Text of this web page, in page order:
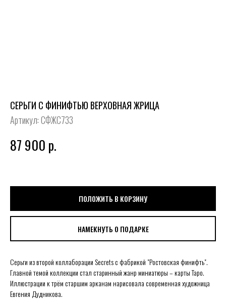
СЕРЬГИ С ФИНИФТЬЮ ВЕРХОВНАЯ ЖРИЦА
Артикул:СФЖС733
87 900 р.
ПОЛОЖИТЬ В КОРЗИНУ
НАМЕКНУТЬ О ПОДАРКЕ
Серьги из второй коллаборации Secrets с фабрикой "Ростовская финифть".
Главной темой коллекции стал старинный жанр миниатюры – карты Таро.
Иллюстрации к трём старшим арканам нарисовала современная художница
Евгения Дудникова.